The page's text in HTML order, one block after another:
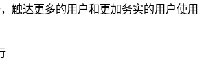
触达更多的用户和更加务实的用户使用